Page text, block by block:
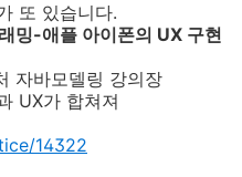
또 있습니다.
밍-애플 아이폰의 UX 구현
자바모델링 강의장
UX가 합쳐져
14322